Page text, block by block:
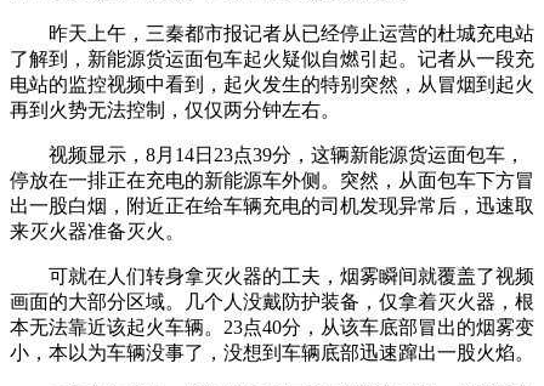
昨天上午，三秦都市报记者从已经停止运营的杜城充电站
了解到，新能源货运面包车起火疑似自燃引起。记者从一段充
电站的监控视频中看到，起火发生的特别突然，从冒烟到起火
再到火势无法控制，仅仅两分钟左右。
视频显示，8月14日23点39分，这辆新能源货运面包车，
停放在一排正在充电的新能源车外侧。突然，从面包车下方冒
出一股白烟，附近正在给车辆充电的司机发现异常后，迅速取
来灭火器准备灭火。
可就在人们转身拿灭火器的工夫，烟雾瞬间就覆盖了视频
画面的大部分区域。几个人没戴防护装备，仅拿着灭火器，根
本无法靠近该起火车辆。23点40分，从该车底部冒出的烟雾变
小，本以为车辆没事了，没想到车辆底部迅速蹿出一股火焰。